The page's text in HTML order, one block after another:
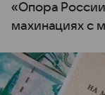
«Опора
махинациях с